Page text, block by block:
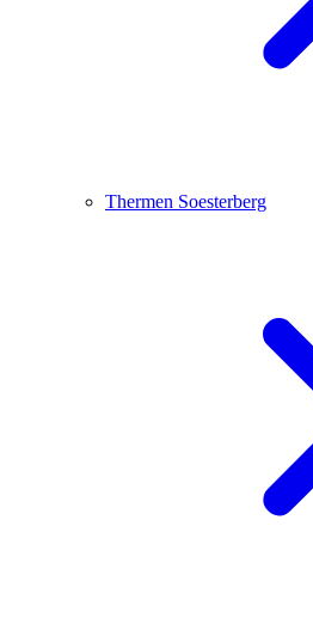
Thermen Soesterberg